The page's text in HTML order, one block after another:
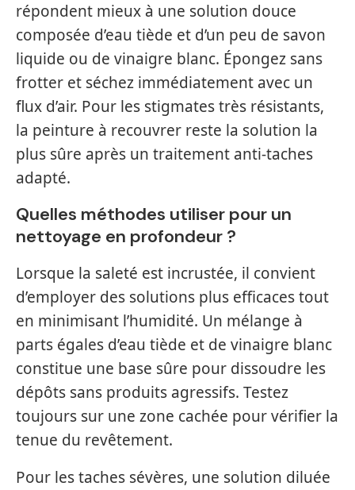
répondent mieux à une solution douce
composée d’eau tiède et d’un peu de savon
liquide ou de vinaigre blanc. Épongez sans
frotter et séchez immédiatement avec un
flux d’air. Pour les stigmates très résistants,
la peinture à recouvrer reste la solution la
plus sûre après un traitement anti-taches
adapté.
Quelles méthodes utiliser pour un
nettoyage en profondeur ?
Lorsque la saleté est incrustée, il convient
d’employer des solutions plus efficaces tout
en minimisant l’humidité. Un mélange à
parts égales d’eau tiède et de vinaigre blanc
constitue une base sûre pour dissoudre les
dépôts sans produits agressifs. Testez
toujours sur une zone cachée pour vérifier la
tenue du revêtement.
Pour les taches sévères, une solution diluée